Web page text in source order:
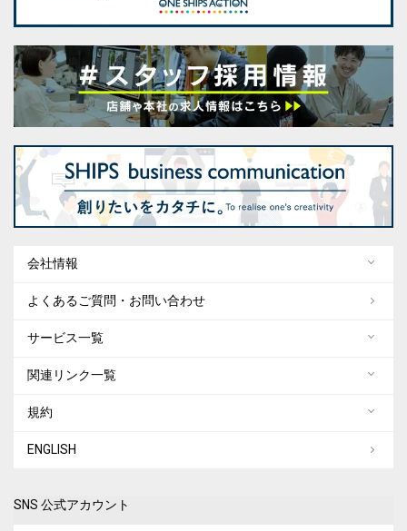
会社情報
よくあるご質問・お問い合わせ
サービス一覧
関連リンク一覧
規約
ENGLISH
SNS 公式アカウント